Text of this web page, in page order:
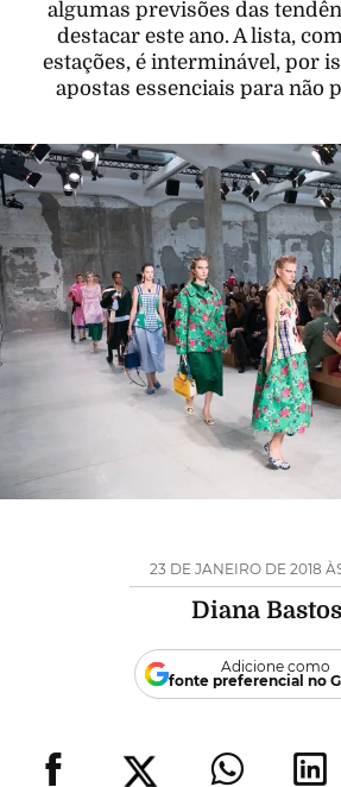
algumas previsões das
destacar este ano. A lista,
estações, é interminável, por
apostas essenciais para não
23 DE JANEIRO DE 2018
Diana Bastos
Adicione como
fonte preferencial no